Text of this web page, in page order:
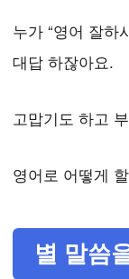
누가 “영어 잘하
대답 하잖아요.
고맙기도 하고
영어로 어떻게
별 말씀